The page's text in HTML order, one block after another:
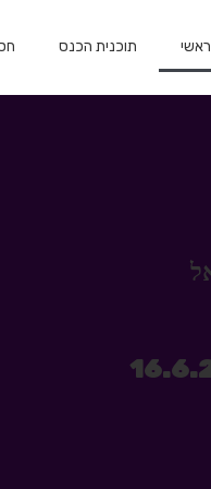
ראשי תוכנית הכנס